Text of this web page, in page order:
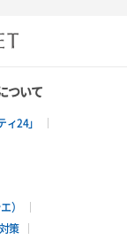
ついて
24」
）
策